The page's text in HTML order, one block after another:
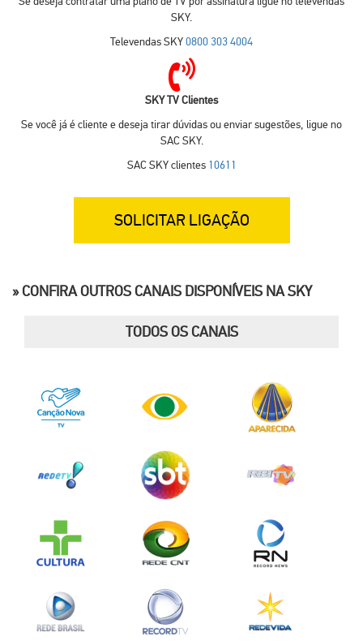
SKY.
Televendas SKY0800 303 4004
SKY TV Clientes
Se você já é cliente e deseja tirar dúvidas ou enviar sugestões, ligue no
SAC SKY.
SAC SKY clientes 10611
SOLICITAR LIGAÇÃO
» CONFIRA OUTROS CANAIS DISPONÍVEIS NA SKY
TODOS OS CANAIS